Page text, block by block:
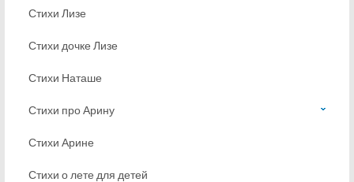
Стихи Лизе
Стихи дочке Лизе
Стихи Наташе
Стихи про Арину
Стихи Арине
Стихи о лете для детей